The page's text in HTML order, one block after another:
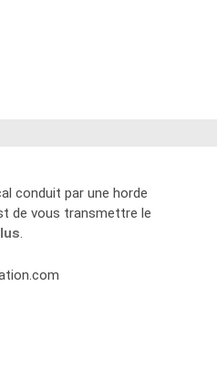
conduit par une horde
de vous transmettre le
.